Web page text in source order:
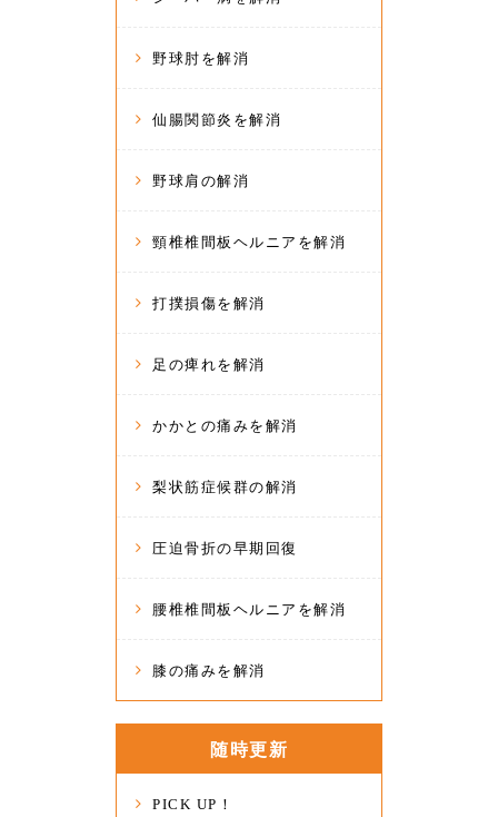
野球肘を解消
仙腸関節炎を解消
野球肩の解消
頸椎椎間板ヘルニアを解消
打撲損傷を解消
足の痺れを解消
かかとの痛みを解消
梨状筋症候群の解消
圧迫骨折の早期回復
腰椎椎間板ヘルニアを解消
膝の痛みを解消
随時更新
PICK UP！